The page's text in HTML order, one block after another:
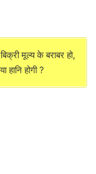
मूल्य के बराबर हो,
होगी ?